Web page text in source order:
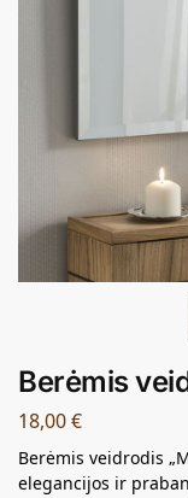
Berėmis
18,00€
Berėmis veidrodis
elegancijos ir